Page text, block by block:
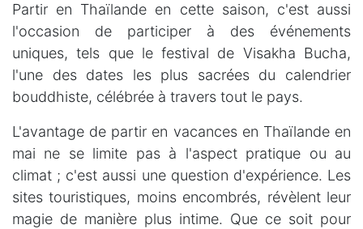
Partir en Thaïlande en cette saison, c'est aussi
l'occasion de participer à des événements
uniques, tels que le festival de Visakha Bucha,
l'une des dates les plus sacrées du calendrier
bouddhiste, célébrée à travers tout le pays.
L'avantage de partir en vacances en Thaïlande en
mai ne se limite pas à l'aspect pratique ou au
climat ; c'est aussi une question d'expérience. Les
sites touristiques, moins encombrés, révèlent leur
magie de manière plus intime. Que ce soit pour